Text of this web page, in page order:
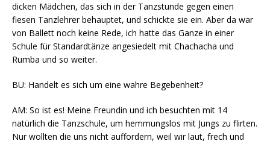
dicken Mädchen, das sich in der Tanzstunde gegen einen
fiesen Tanzlehrer behauptet, und schickte sie ein. Aber da war
von Ballett noch keine Rede, ich hatte das Ganze in einer
Schule für Standardtänze angesiedelt mit Chachacha und
Rumba und so weiter.
BU: Handelt es sich um eine wahre Begebenheit?
AM: So ist es! Meine Freundin und ich besuchten mit 14
natürlich die Tanzschule, um hemmungslos mit Jungs zu flirten.
Nur wollten die uns nicht auffordern, weil wir laut, frech und